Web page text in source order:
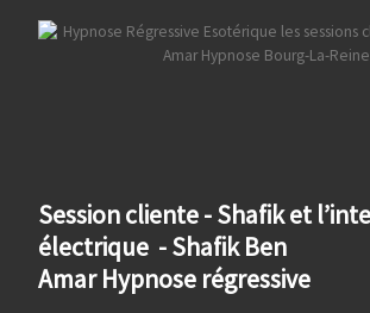
Session cliente - Shafik et
électrique - Shafik Ben
Amar Hypnose régressive